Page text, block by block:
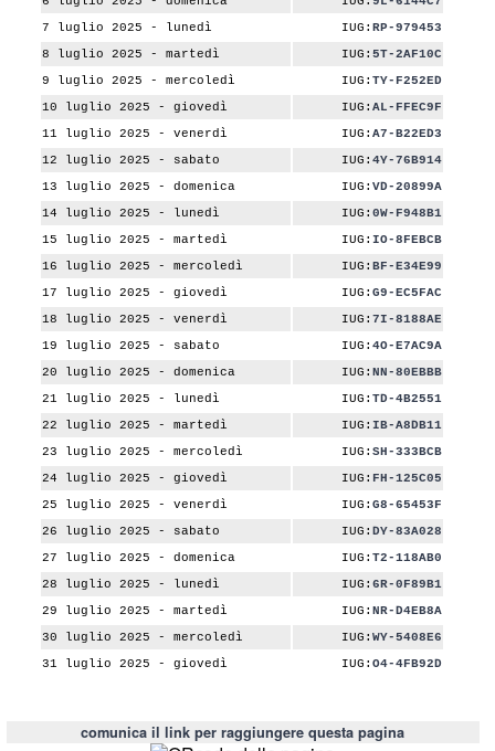
7 luglio 2025 - lunedì
IUG: RP-979453
8 luglio 2025 - martedì
IUG:5T-2AF10C
9 luglio 2025 - mercoledì
IUG:TY-F252ED
10 luglio 2025 - giovedì
IUG:AL-FFEC9F
11 luglio 2025 - venerdì
IUG:A7-B22ED3
12 luglio 2025 - sabato
IUG:4Y-76B914
13 luglio 2025 - domenica
IUG:VD-20899A
14 luglio 2025 - lunedì
IUG:0W-F948B1
15 luglio 2025 - martedì
IUG:IO-8FEBCB
16 luglio 2025 - mercoledì
IUG: BF-E34E99
17 luglio 2025 - giovedì
IUG:G9-EC5FAC
18 luglio 2025 - venerdì
IUG:7I-8188AE
19 luglio 2025 - sabato
IUG:4O-E7AC9A
20 luglio 2025 - domenica
IUG: NN-80EBBB
21 luglio 2025 - lunedì
IUG:TD-4B2551
22 luglio 2025 - martedì
IUG:IB-A8DB11
23 luglio 2025 - mercoledì
IUG:SH-333BCB
24 luglio 2025 - giovedì
IUG: FH-125C05
25 luglio 2025 - venerdì
IUG:G8-65453F
26 luglio 2025 - sabato
IUG: DY-83A028
27 luglio 2025 - domenica
IUG:T2-118AB0
28 luglio 2025 - lunedì
IUG:6R-0F89B1
29 luglio 2025 - martedì
IUG: NR-D4EB8A
30 luglio 2025 - mercoledì
IUG:WY-5408E6
31 luglio 2025 - giovedì
IUG:O4-4FB92D
comunica il link per raggiungere questa pagina